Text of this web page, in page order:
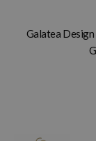
Galatea Design